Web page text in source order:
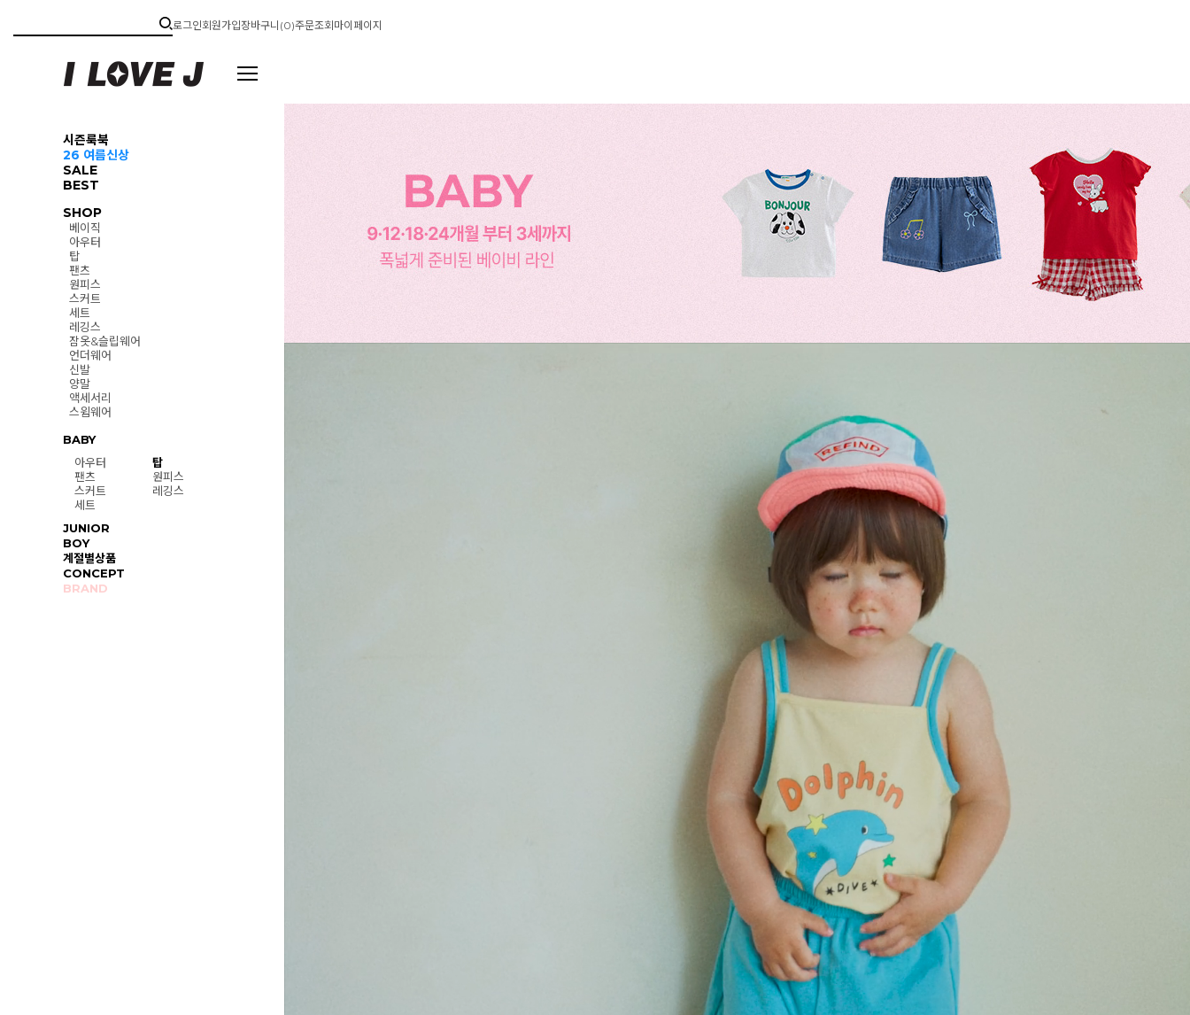
로그인회원가입장바구니(0)주문조회마이페이지
시즌룩북
26 여름신상
SALE
BEST
SHOP
베이직
아우터
탑
팬츠
원피스
스커트
세트
레깅스
잠옷&슬립웨어
언더웨어
신발
양말
액세서리
스윔웨어
BABY
아우터
탑
팬츠
원피스
스커트
레깅스
세트
JUNIOR
BOY
계절별상품
CONCEPT
BRAND